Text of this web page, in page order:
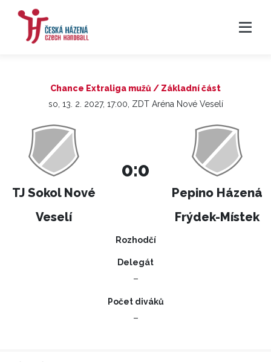
Chance Extraliga mužů / Základní část
so, 13. 2. 2027, 17:00, ZDT Aréna Nové Veselí
TJ Sokol Nové
Veselí
0:0
Pepino Házená
Frýdek-Místek
Rozhodčí
Delegát
–
Počet diváků
–